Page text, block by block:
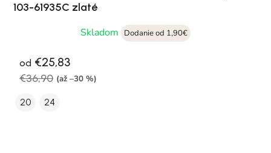
103-61935C zlaté
Skladom
Dodanie od 1,90€
od €25,83
€36,90 (až –30 %)
20 24